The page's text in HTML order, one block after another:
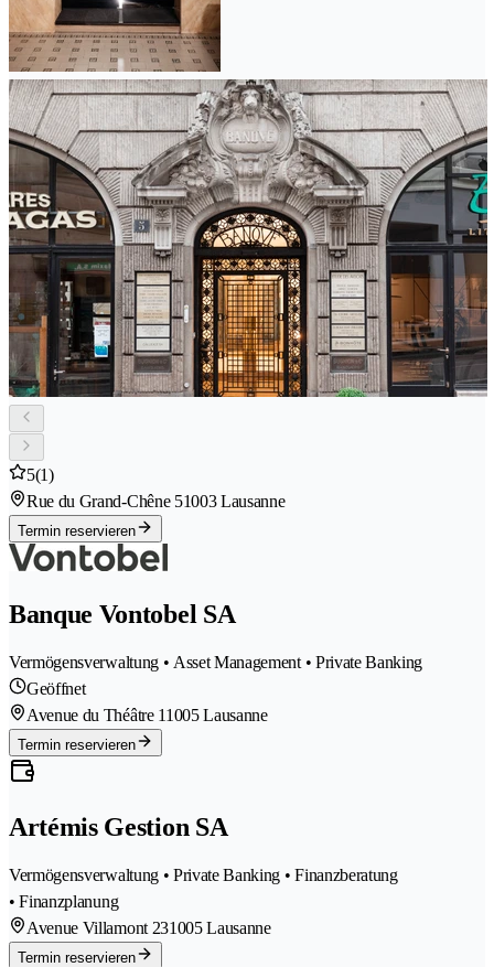
5(1)
Rue du Grand-Chêne 51003 Lausanne
Termin reservieren
Banque Vontobel SA
Vermögensverwaltung • Asset Management • Private Banking
Geöffnet
Avenue du Théâtre 11005 Lausanne
Termin reservieren
Artémis Gestion SA
Vermögensverwaltung • Private Banking • Finanzberatung
• Finanzplanung
Avenue Villamont 231005 Lausanne
Termin reservieren